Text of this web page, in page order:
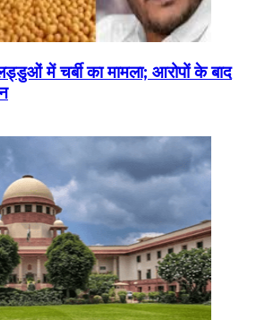
में चर्बी का मामला; आरोपों के बाद